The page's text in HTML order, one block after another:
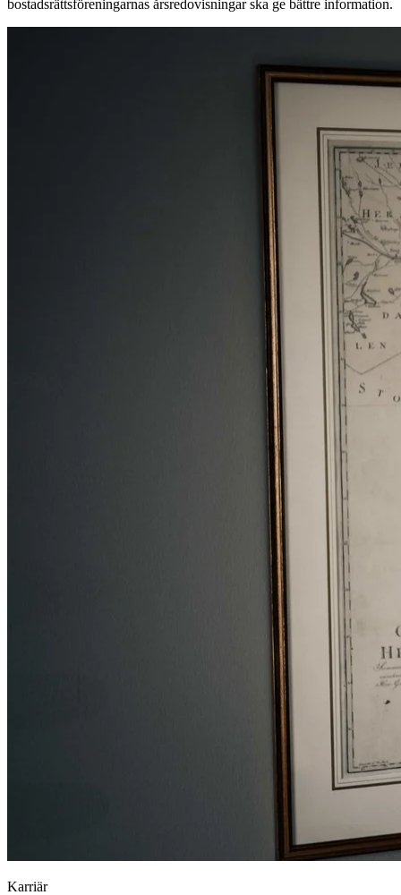
bostadsrättsföreningarnas årsredovisningar ska ge bättre information.
Karriär